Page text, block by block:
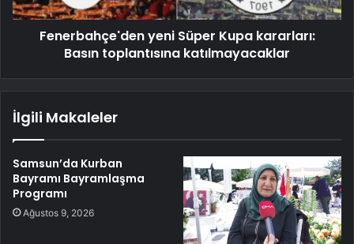
Fenerbahçe'den yeni Süper Kupa kararları:
Basın toplantısına katılmayacaklar
İlgili Makaleler
Samsun’da Kurban
Bayramı Bayramlaşma
Programı
Ağustos 9, 2026